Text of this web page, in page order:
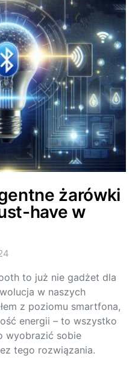
żarówki
have w
to już nie gadżet dla
w naszych
z poziomu smartfona,
energii – to wszystko
wyobrazić sobie
tego rozwiązania.